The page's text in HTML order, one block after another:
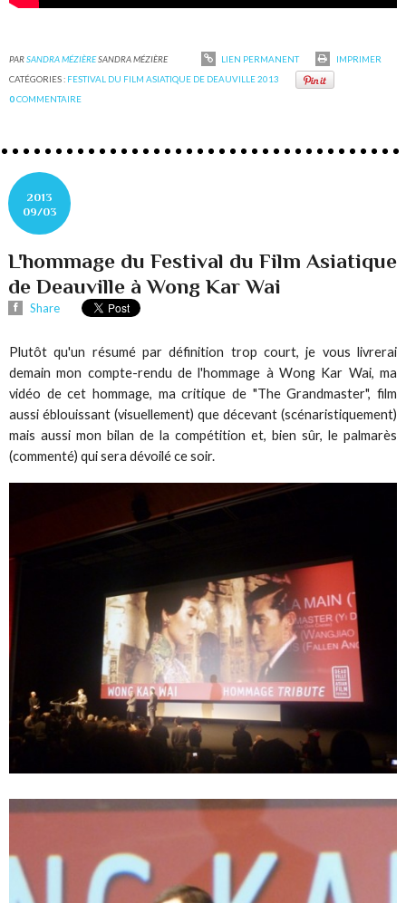
PARSANDRA MÉZIÈRESANDRA MÉZIÈRE LIEN PERMANENT
IMPRIMER
CATÉGORIES : FESTIVAL DU FILM ASIATIQUE DE DEAUVILLE 2013
0COMMENTAIRE
2013
09/03
L'hommage du Festival du Film Asiatique
de Deauville à Wong Kar Wai
Share
Plutôt qu'un résumé par définition trop court, je vous livrerai
demain mon compte-rendu de l'hommage à Wong Kar Wai, ma
vidéo de cet hommage, ma critique de "The Grandmaster", film
aussi éblouissant (visuellement) que décevant (scénaristiquement)
mais aussi mon bilan de la compétition et, bien sûr, le palmarès
(commenté) qui sera dévoilé ce soir.